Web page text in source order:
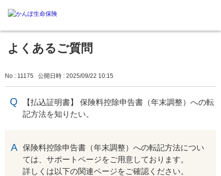
よくあるご質問
No : 11175 公開日時 : 2025/09/22 10:15
【払込証明書】 保険料控除申告書（年末調整）への転
記方法を知りたい。
保険料控除申告書（年末調整）への転記方法につい
ては、サポートページをご用意しております。
詳しくは以下の関連ページをご確認ください。